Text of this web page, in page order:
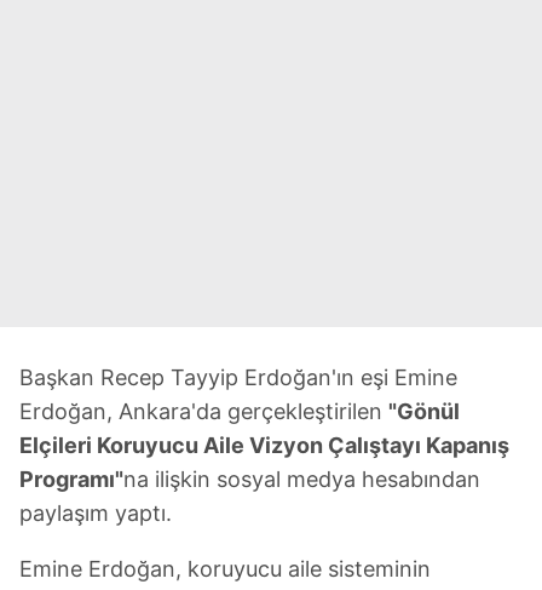
Başkan Recep Tayyip Erdoğan'ın eşi Emine
Erdoğan, Ankara'da gerçekleştirilen "Gönül
Elçileri Koruyucu Aile Vizyon Çalıştayı Kapanış
Programı"na ilişkin sosyal medya hesabından
paylaşım yaptı.
Emine Erdoğan, koruyucu aile sisteminin